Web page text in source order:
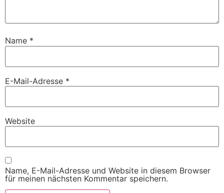
Name *
E-Mail-Adresse *
Website
Name, E-Mail-Adresse und Website in diesem Browser
für meinen nächsten Kommentar speichern.